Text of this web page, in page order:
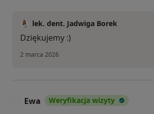
lek. dent. Jadwiga Borek
Dziękujemy :)
2 marca 2026
Ewa Weryfikacja wizyty